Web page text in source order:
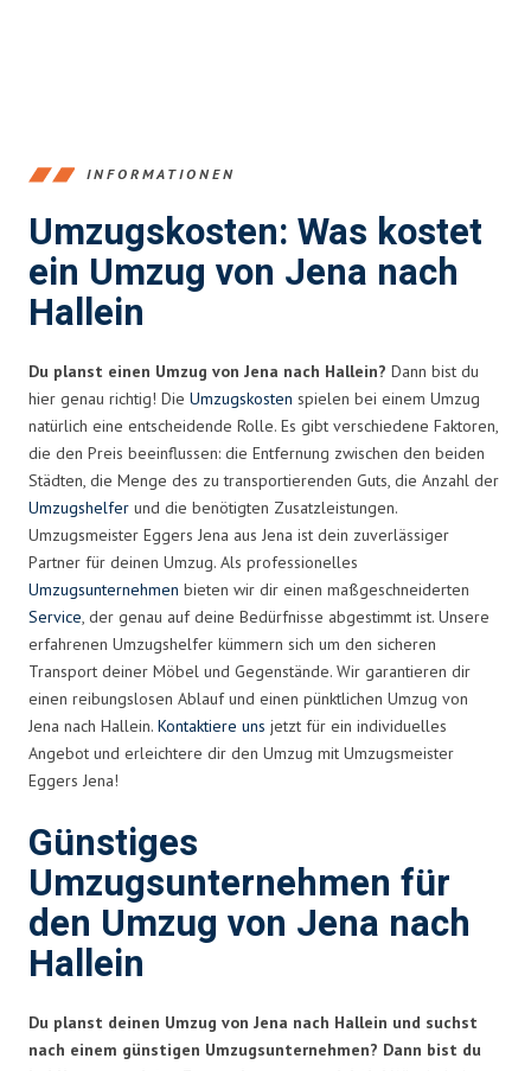
INFORMATIONEN
Umzugskosten: Was kostet
ein Umzug von Jena nach
Hallein
Du planst einen Umzug von Jena nach Hallein? Dann bist du
hier genau richtig! Die Umzugskosten spielen bei einem Umzug
natürlich eine entscheidende Rolle. Es gibt verschiedene Faktoren,
die den Preis beeinflussen: die Entfernung zwischen den beiden
Städten, die Menge des zu transportierenden Guts, die Anzahl der
Umzugshelfer und die benötigten Zusatzleistungen.
Umzugsmeister Eggers Jena aus Jena ist dein zuverlässiger
Partner für deinen Umzug. Als professionelles
Umzugsunternehmen bieten wir dir einen maßgeschneiderten
Service, der genau auf deine Bedürfnisse abgestimmt ist. Unsere
erfahrenen Umzugshelfer kümmern sich um den sicheren
Transport deiner Möbel und Gegenstände. Wir garantieren dir
einen reibungslosen Ablauf und einen pünktlichen Umzug von
Jena nach Hallein. Kontaktiere uns jetzt für ein individuelles
Angebot und erleichtere dir den Umzug mit Umzugsmeister
Eggers Jena!
Günstiges
Umzugsunternehmen für
den Umzug von Jena nach
Hallein
Du planst deinen Umzug von Jena nach Hallein und suchst
nach einem günstigen Umzugsunternehmen? Dann bist du